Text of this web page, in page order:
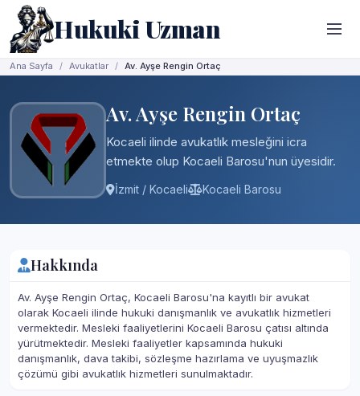
Hukuki Uzman
Ana Sayfa Avukatlar Av. Ayşe Rengin Ortaç
Av. Ayşe Rengin Ortaç
Kocaeli ilinde avukatlık mesleğini icra
etmekte olup Kocaeli Barosu'nun üyesidir.
İzmit / Kocaeli Kocaeli Barosu
Hakkında
Av. Ayşe Rengin Ortaç, Kocaeli Barosu'na kayıtlı bir avukat
olarak Kocaeli ilinde hukuki danışmanlık ve avukatlık hizmetleri
vermektedir. Mesleki faaliyetlerini Kocaeli Barosu çatısı altında
yürütmektedir. Mesleki faaliyetler kapsamında hukuki
danışmanlık, dava takibi, sözleşme hazırlama ve uyuşmazlık
çözümü gibi avukatlık hizmetleri sunulmaktadır.